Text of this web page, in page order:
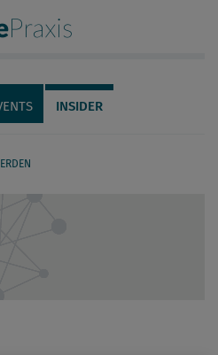
INSIDER